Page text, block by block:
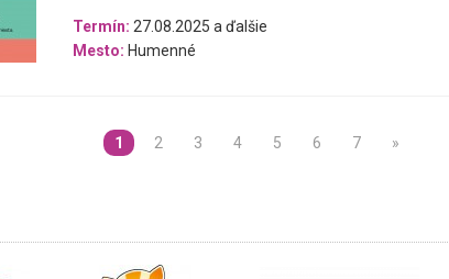
Termín: 27.08.2025 a ďalšie
Mesto: Humenné
1 2 3 4 5 6 7 »